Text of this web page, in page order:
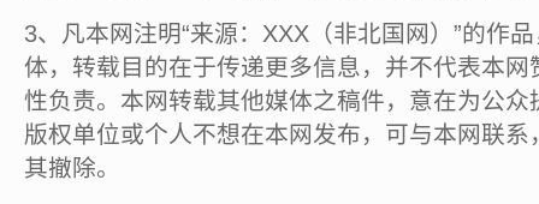
3、凡本网注明“来源：XXX（非北国网）”的作
体，转载目的在于传递更多信息，并不代表本
性负责。本网转载其他媒体之稿件，意在为公
版权单位或个人不想在本网发布，可与本网联
其撤除。